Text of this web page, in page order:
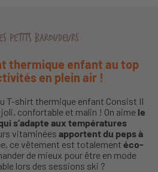
PETITS BAROUDEURS
thermique enfant au top
en plein air !
T-shirt thermique enfant Consist II
joli, confortable et malin ! On aime le
s’adapte aux températures
vitaminées apportent du peps à
ce vêtement est totalement éco-
de mieux pour être en mode
lors des sessions ski ?